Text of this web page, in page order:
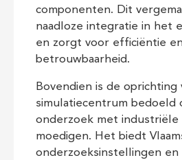
componenten. Dit
naadloze integratie in het
en zorgt voor efficiëntie en
betrouwbaarheid.
Bovendien is de oprichting
simulatiecentrum bedoeld
onderzoek met industriële
moedigen. Het biedt
onderzoeksinstellingen